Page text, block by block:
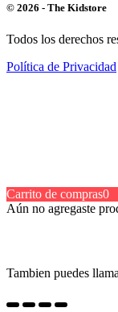
© 2026 - The Kidstore
Todos los derechos
Política de Privacidad
Carrito de compras0
Aún no agregaste
Tambien puedes